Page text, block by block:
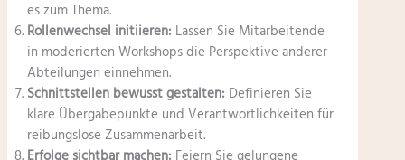
es zum Thema.
Rollenwechsel initiieren: Lassen Sie Mitarbeitende
in moderierten Workshops die Perspektive anderer
Abteilungen einnehmen.
Schnittstellen bewusst gestalten: Definieren Sie
klare Übergabepunkte und Verantwortlichkeiten für
reibungslose Zusammenarbeit.
Erfolge sichtbar machen: Feiern Sie gelungene